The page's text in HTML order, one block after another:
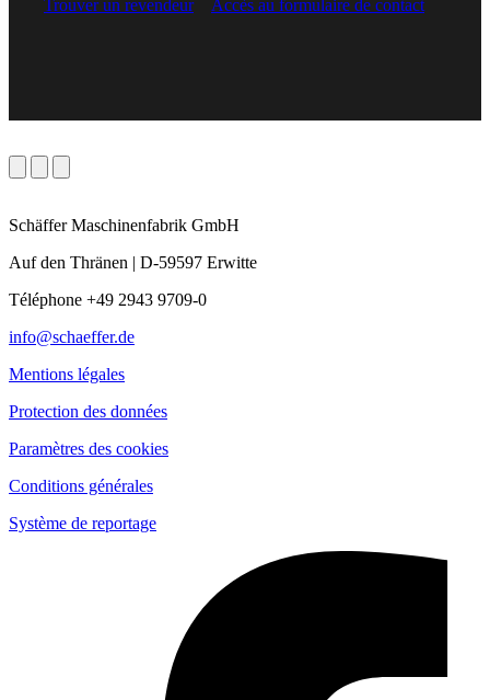
Trouver un revendeur Accès au formulaire de contact
Schäffer Maschinenfabrik GmbH
Auf den Thränen | D-59597 Erwitte
Téléphone +49 2943 9709-0
info@schaeffer.de
Mentions légales
Protection des données
Paramètres des cookies
Conditions générales
Système de reportage